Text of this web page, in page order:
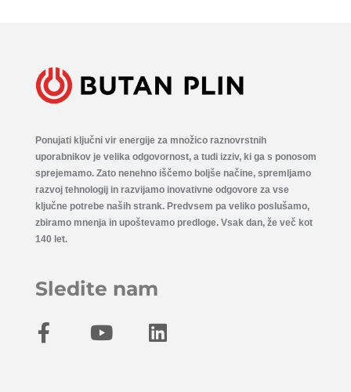
Ponujati ključni vir energije za množico raznovrstnih
uporabnikov je velika odgovornost, a tudi izziv, ki ga s ponosom
sprejemamo. Zato nenehno iščemo boljše načine, spremljamo
razvoj tehnologij in razvijamo inovativne odgovore za vse
ključne potrebe naših strank. Predvsem pa veliko poslušamo,
zbiramo mnenja in upoštevamo predloge. Vsak dan, že več kot
140 let.
Sledite nam